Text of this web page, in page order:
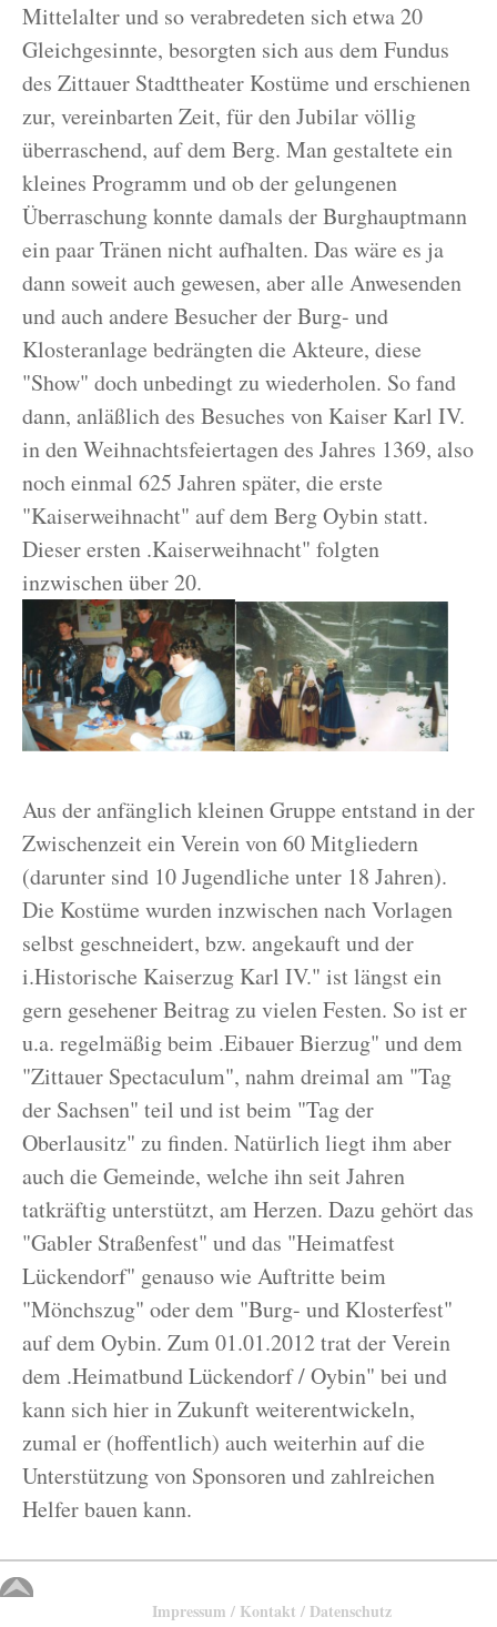
Mittelalter und so verabredeten sich etwa 20
Gleichgesinnte, besorgten sich aus dem Fundus
des Zittauer Stadttheater Kostüme und erschienen
zur, vereinbarten Zeit, für den Jubilar völlig
überraschend, auf dem Berg. Man gestaltete ein
kleines Programm und ob der gelungenen
Überraschung konnte damals der Burghauptmann
ein paar Tränen nicht aufhalten. Das wäre es ja
dann soweit auch gewesen, aber alle Anwesenden
und auch andere Besucher der Burg- und
Klosteranlage bedrängten die Akteure, diese
"Show" doch unbedingt zu wiederholen. So fand
dann, anläßlich des Besuches von Kaiser Karl IV.
in den Weihnachtsfeiertagen des Jahres 1369, also
noch einmal 625 Jahren später, die erste
"Kaiserweihnacht" auf dem Berg Oybin statt.
Dieser ersten .Kaiserweihnacht" folgten
inzwischen über 20.
Aus der anfänglich kleinen Gruppe entstand in der
Zwischenzeit ein Verein von 60 Mitgliedern
(darunter sind 10 Jugendliche unter 18 Jahren).
Die Kostüme wurden inzwischen nach Vorlagen
selbst geschneidert, bzw. angekauft und der
i.Historische Kaiserzug Karl IV." ist längst ein
gern gesehener Beitrag zu vielen Festen. So ist er
u.a. regelmäßig beim .Eibauer Bierzug" und dem
"Zittauer Spectaculum", nahm dreimal am "Tag
der Sachsen" teil und ist beim "Tag der
Oberlausitz" zu finden. Natürlich liegt ihm aber
auch die Gemeinde, welche ihn seit Jahren
tatkräftig unterstützt, am Herzen. Dazu gehört das
"Gabler Straßenfest" und das "Heimatfest
Lückendorf" genauso wie Auftritte beim
"Mönchszug" oder dem "Burg- und Klosterfest"
auf dem Oybin. Zum 01.01.2012 trat der Verein
dem .Heimatbund Lückendorf / Oybin" bei und
kann sich hier in Zukunft weiterentwickeln,
zumal er (hoffentlich) auch weiterhin auf die
Unterstützung von Sponsoren und zahlreichen
Helfer bauen kann.
Impressum / Kontakt / Datenschutz